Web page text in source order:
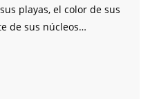
playas, el color de sus
de sus núcleos…